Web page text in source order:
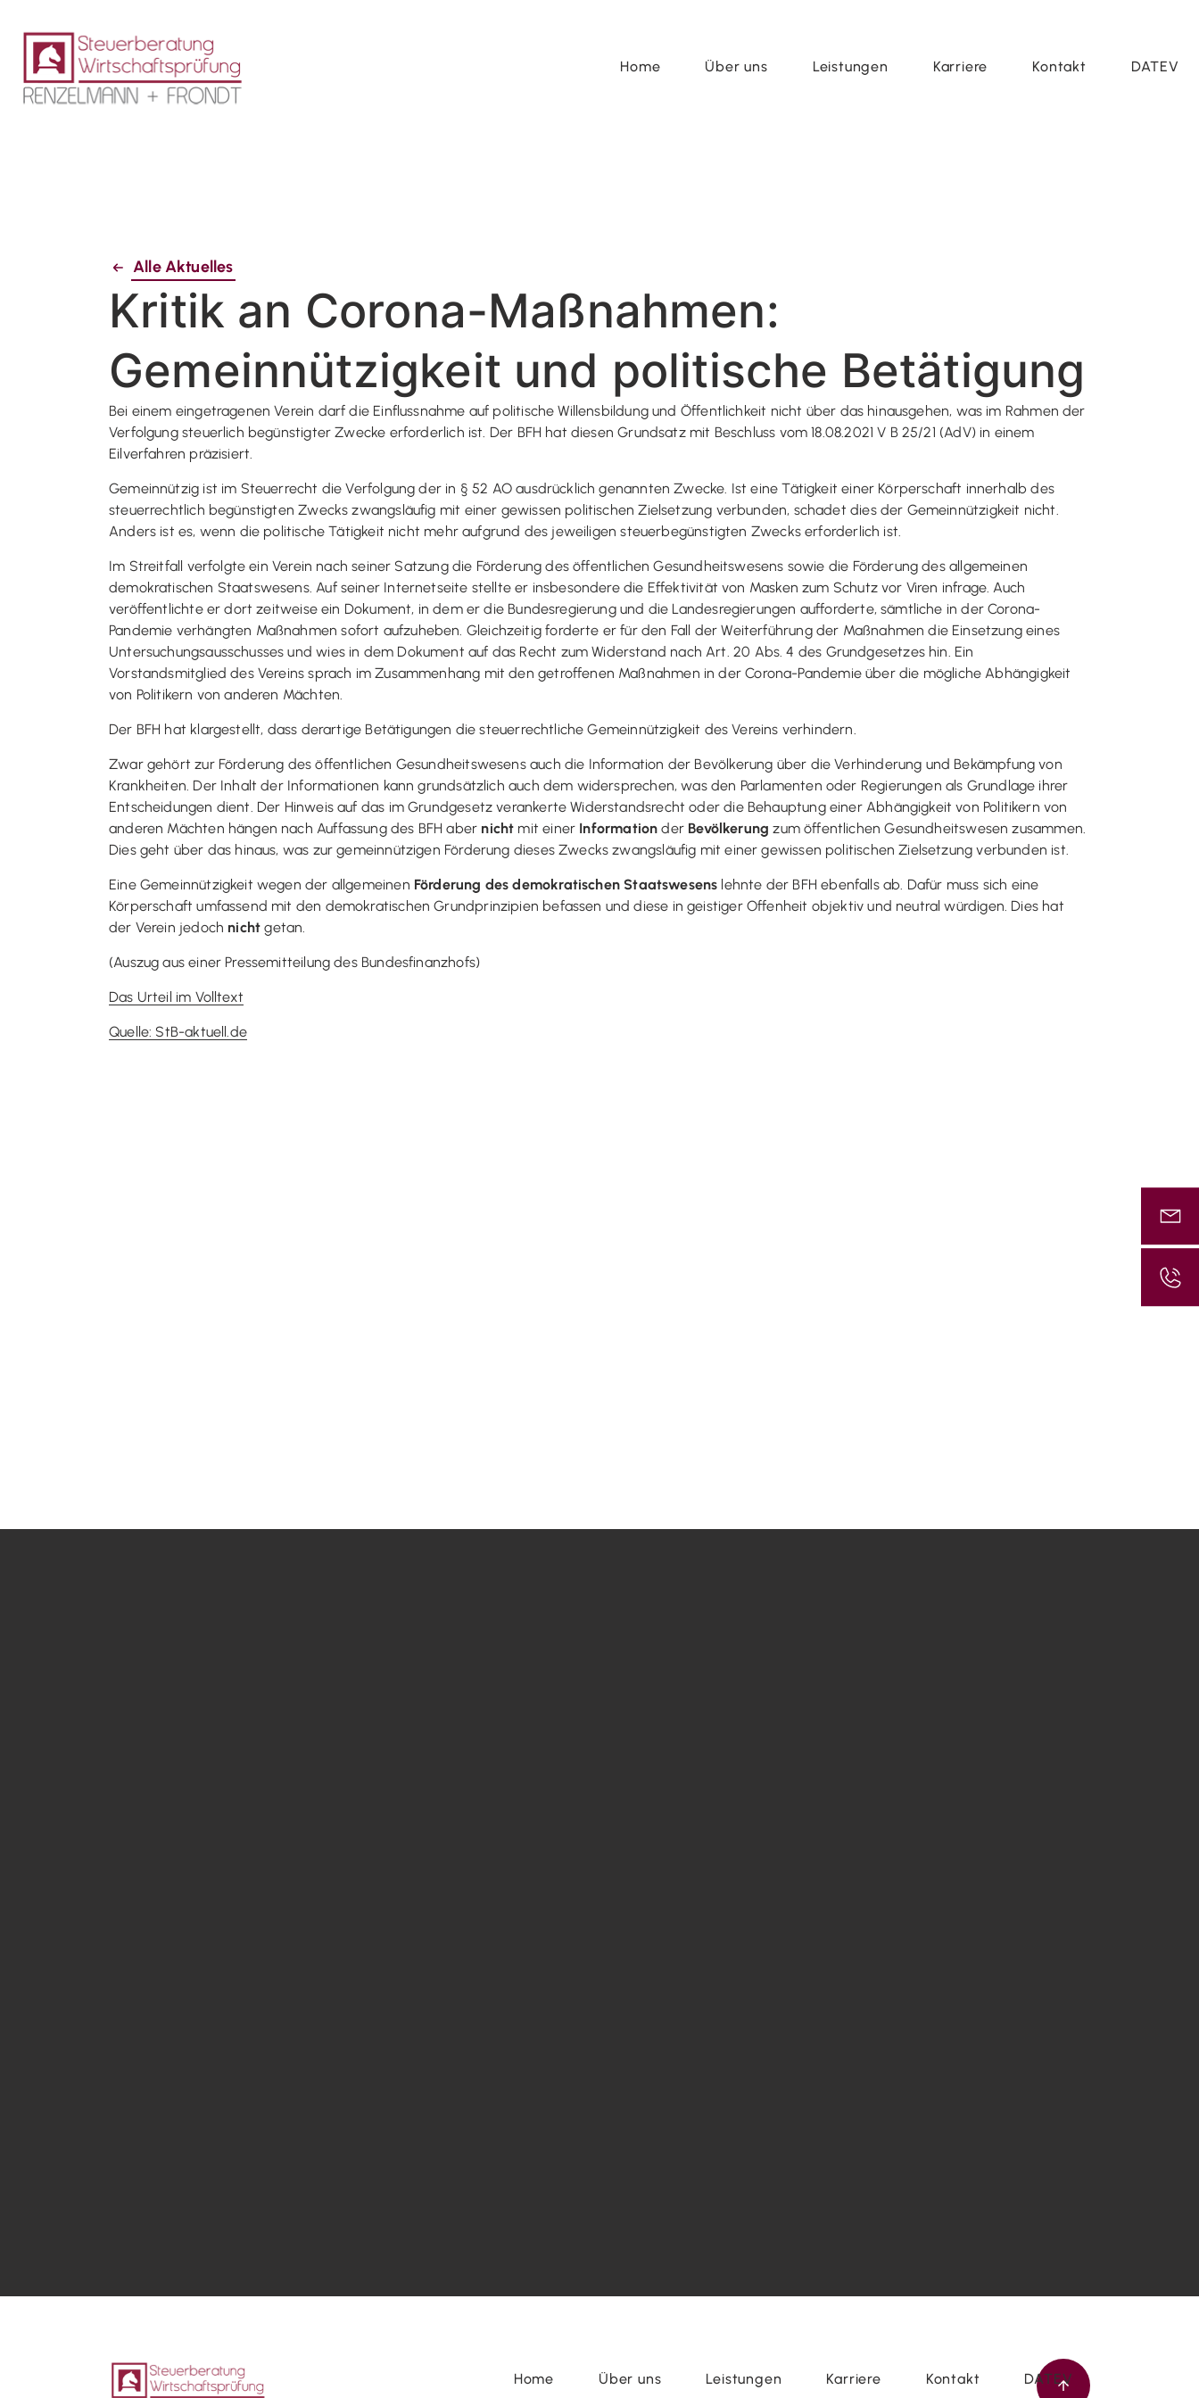
Home Über uns Leistungen Karriere Kontakt DATEV
Alle Aktuelles
Kritik an Corona-Maßnahmen:
Gemeinnützigkeit und politische Betätigung
Bei einem eingetragenen Verein darf die Einflussnahme auf politische Willensbildung und Öffentlichkeit nicht über das hinausgehen, was im Rahmen der
Verfolgung steuerlich begünstigter Zwecke erforderlich ist. Der BFH hat diesen Grundsatz mit Beschluss vom 18.08.2021 V B 25/21 (AdV) in einem
Eilverfahren präzisiert.
Gemeinnützig ist im Steuerrecht die Verfolgung der in § 52 AO ausdrücklich genannten Zwecke. Ist eine Tätigkeit einer Körperschaft innerhalb des
steuerrechtlich begünstigten Zwecks zwangsläufig mit einer gewissen politischen Zielsetzung verbunden, schadet dies der Gemeinnützigkeit nicht.
Anders ist es, wenn die politische Tätigkeit nicht mehr aufgrund des jeweiligen steuerbegünstigten Zwecks erforderlich ist.
Im Streitfall verfolgte ein Verein nach seiner Satzung die Förderung des öffentlichen Gesundheitswesens sowie die Förderung des allgemeinen
demokratischen Staatswesens. Auf seiner Internetseite stellte er insbesondere die Effektivität von Masken zum Schutz vor Viren infrage. Auch
veröffentlichte er dort zeitweise ein Dokument, in dem er die Bundesregierung und die Landesregierungen aufforderte, sämtliche in der Corona-
Pandemie verhängten Maßnahmen sofort aufzuheben. Gleichzeitig forderte er für den Fall der Weiterführung der Maßnahmen die Einsetzung eines
Untersuchungsausschusses und wies in dem Dokument auf das Recht zum Widerstand nach Art. 20 Abs. 4 des Grundgesetzes hin. Ein
Vorstandsmitglied des Vereins sprach im Zusammenhang mit den getroffenen Maßnahmen in der Corona-Pandemie über die mögliche Abhängigkeit
von Politikern von anderen Mächten.
Der BFH hat klargestellt, dass derartige Betätigungen die steuerrechtliche Gemeinnützigkeit des Vereins verhindern.
Zwar gehört zur Förderung des öffentlichen Gesundheitswesens auch die Information der Bevölkerung über die Verhinderung und Bekämpfung von
Krankheiten. Der Inhalt der Informationen kann grundsätzlich auch dem widersprechen, was den Parlamenten oder Regierungen als Grundlage ihrer
Entscheidungen dient. Der Hinweis auf das im Grundgesetz verankerte Widerstandsrecht oder die Behauptung einer Abhängigkeit von Politikern von
anderen Mächten hängen nach Auffassung des BFH aber nicht mit einer Information der Bevölkerung zum öffentlichen Gesundheitswesen zusammen.
Dies geht über das hinaus, was zur gemeinnützigen Förderung dieses Zwecks zwangsläufig mit einer gewissen politischen Zielsetzung verbunden ist.
Eine Gemeinnützigkeit wegen der allgemeinen Förderung des demokratischen Staatswesens lehnte der BFH ebenfalls ab. Dafür muss sich eine
Körperschaft umfassend mit den demokratischen Grundprinzipien befassen und diese in geistiger Offenheit objektiv und neutral würdigen. Dies hat
der Verein jedoch nicht getan.
(Auszug aus einer Pressemitteilung des Bundesfinanzhofs)
Das Urteil im Volltext
Quelle: StB-aktuell.de
Home Über uns Leistungen Karriere Kontakt DATEV